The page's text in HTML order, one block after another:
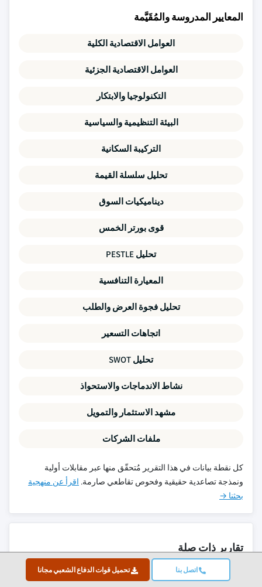
اتصل بنا تحميل قوات الدفاع الشعبي مجانا
المعايير المدروسة والمُقَيَّمة
العوامل الاقتصادية الكلية
العوامل الاقتصادية الجزئية
التكنولوجيا والابتكار
البيئة التنظيمية والسياسية
التركيبة السكانية
تحليل سلسلة القيمة
ديناميكيات السوق
قوى بورتر الخمس
تحليل PESTLE
المعيارة التنافسية
تحليل فجوة العرض والطلب
اتجاهات التسعير
تحليل SWOT
نشاط الاندماجات والاستحواذ
مشهد الاستثمار والتمويل
ملفات الشركات
كل نقطة بيانات في هذا التقرير مُتحقّق منها عبر مقابلات أولية
ونمذجة تصاعدية حقيقية وفحوص تقاطعي صارمة. اقرأ عن منهجية
بحثنا →
تقارير ذات صلة